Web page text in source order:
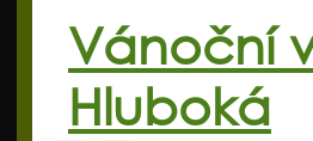
Vánoční
Hluboká